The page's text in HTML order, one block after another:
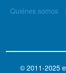
Quiénes somos
© 2011-2025